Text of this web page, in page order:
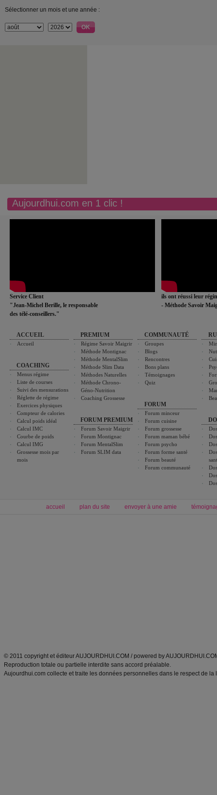
Sélectionner un mois et une année :
Aujourdhui.com en 1 clic !
Service Client
"Jean-Michel Berille, le responsable
des télé-conseillers."
ils ont réussi leur
- Méthode Savoir
ACCUEIL
Accueil
COACHING
Menus régime
Liste de courses
Suivi des mensurations
Réglette de régime
Exercices physiques
Compteur de calories
Calcul poids idéal
Calcul IMC
Courbe de poids
Calcul IMG
Grossesse mois par
mois
PREMIUM
Régime Savoir Maigrir
Méthode Montignac
Méthode MentalSlim
Méthode Slim Data
Méthodes Naturelles
Méthode Chrono-
Géno-Nutrition
Coaching Grossesse
FORUM PREMIUM
Forum Savoir Maigrir
Forum Montignac
Forum MentalSlim
Forum SLIM data
COMMUNAUTÉ
Groupes
Blogs
Rencontres
Bons plans
Témoignages
Quiz
FORUM
Forum minceur
Forum cuisine
Forum grossesse
Forum maman bébé
Forum psycho
Forum forme santé
Forum beauté
Forum communauté
accueil plan du site envoyer à une amie
© 2011 copyright et éditeur AUJOURDHUI.COM / powered by
Reproduction totale ou partielle interdite sans accord préalable.
Aujourdhui.com collecte et traite les données personnelles dans le respect de